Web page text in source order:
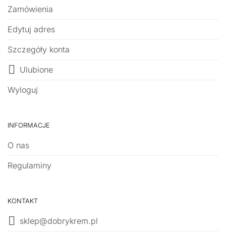
Zamówienia
Edytuj adres
Szczegóły konta
Ulubione
Wyloguj
INFORMACJE
O nas
Regulaminy
KONTAKT
sklep@dobrykrem.pl